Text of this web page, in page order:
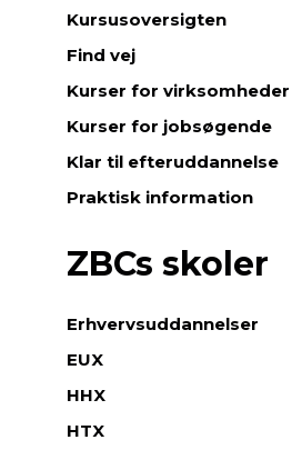
Kursusoversigten
Find vej
Kurser for virksomheder
Kurser for jobsøgende
Klar til efteruddannelse
Praktisk information
ZBCs skoler
Erhvervsuddannelser
EUX
HHX
HTX